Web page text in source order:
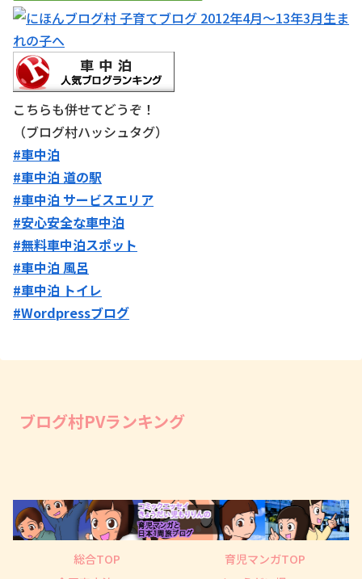
こちらも併せてどうぞ！
（ブログ村ハッシュタグ）
#車中泊
#車中泊 道の駅
#車中泊 サービスエリア
#安心安全な車中泊
#無料車中泊スポット
#車中泊 風呂
#車中泊 トイレ
#Wordpressブログ
ブログ村PVランキング
総合TOP
育児マンガTOP